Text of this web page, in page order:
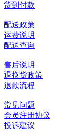
货到付款
配送政策
运费说明
配送查询
售后说明
退换货政策
退款流程
常见问题
会员注册协议
投诉建议